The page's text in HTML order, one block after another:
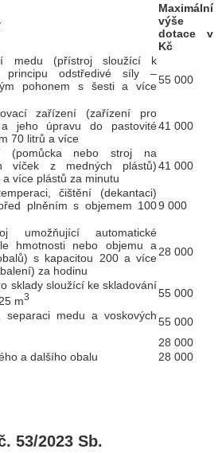
Maximální
výše
dotace v
Kč
medu (přístroj sloužící k
odstředivé síly –
pohonem s šesti a více55 000
zařízení (zařízení pro
a jeho úpravu do pastovité
70 litrů a více
41 000
(pomůcka nebo stroj na
víček z medných plástů)
více plástů za minutu
41 000
čištění (dekantaci)
plněním s objemem 1009 000
umožňující automatické
hmotnosti nebo objemu a
s kapacitou 200 a více
za hodinu
28 000
sklady sloužící ke skladování
m3 55 000
separaci medu a voskových55 000
28 000
a dalšího obalu
28 000
53/2023 Sb.